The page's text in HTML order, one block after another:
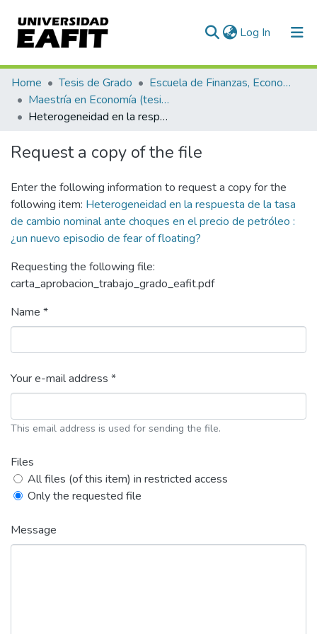
Log In (current)
Communities & Collections
All of DSpace
Home Tesis de Grado
Escuela de Finanzas, Economía y Gobierno
Maestría en Economía (tesis)
Heterogeneidad en la respuesta de la tasa de cambio nominal ante choques en el precio de petróleo : ¿un nuevo episodio de fear of floating?
Request a copy of the file
Enter the following information to request a copy for the
following item: Heterogeneidad en la respuesta de la tasa
de cambio nominal ante choques en el precio de petróleo :
¿un nuevo episodio de fear of floating?
Requesting the following file:
carta_aprobacion_trabajo_grado_eafit.pdf
Name *
Your e-mail address *
This email address is used for sending the file.
Files
All files (of this item) in restricted access
Only the requested file
Message